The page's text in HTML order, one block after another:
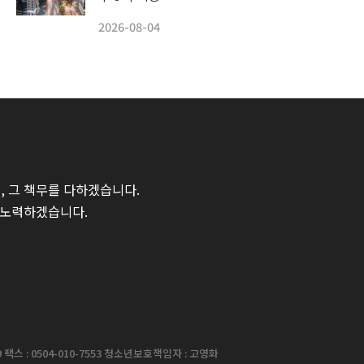
2026-08-04
그 책무를 다하겠습니다.
력하겠습니다.
스 : 0504-010-7553 청소년보호책임자 : 고영화